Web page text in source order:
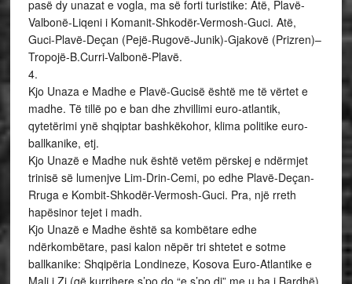
pasë dy unazat e vogla, ma së forti turistike: Atë, Plavë-
Valbonë-Liqeni i Komanit-Shkodër-Vermosh-Guci. Atë,
Guci-Plavë-Deçan (Pejë-Rugovë-Junik)-Gjakovë (Prizren)–
Tropojë-B.Curri-Valbonë-Plavë.
4.
Kjo Unaza e Madhe e Plavë-Gucisë është me të vërtet e
madhe. Të tillë po e ban dhe zhvillimi euro-atlantik,
qytetërimi ynë shqiptar bashkëkohor, klima politike euro-
ballkanike, etj.
Kjo Unazë e Madhe nuk është vetëm përskej e ndërmjet
trinisë së lumenjve Lim-Drin-Cemi, po edhe Plavë-Deçan-
Rruga e Kombit-Shkodër-Vermosh-Guci. Pra, një rreth
hapësinor tejet i madh.
Kjo Unazë e Madhe është sa kombëtare edhe
ndërkombëtare, pasi kalon nëpër tri shtetet e sotme
ballkanike: Shqipëria Londineze, Kosova Euro-Atlantike e
Mali i Zi (që kurrihere s’po do “e s’po di” me u ba i Bardhë).